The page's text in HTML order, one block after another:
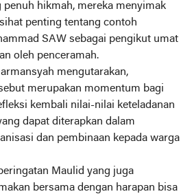
penuh hikmah, mereka menyimak
penting tentang contoh
SAW sebagai pengikut umat
oleh penceramah.
mengutarakan,
merupakan momentum bagi
kembali nilai-nilai keteladanan
dapat diterapkan dalam
dan pembinaan kepada warga
Maulid yang juga
bersama dengan harapan bisa